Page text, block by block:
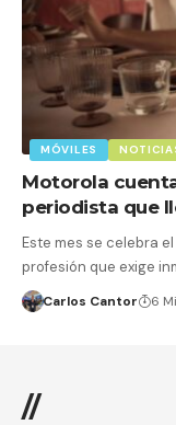
MÓVILES
Motorola
periodista que
Este mes se celebra
profesión que exige
Carlos Cantor 6
//